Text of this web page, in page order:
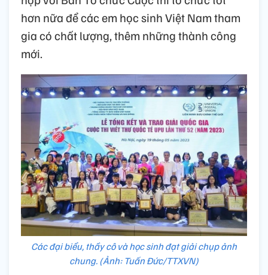
hơn nữa để các em học sinh Việt Nam tham
gia có chất lượng, thêm những thành công
mới.
Các đại biểu, thầy cô và học sinh đạt giải chụp ảnh
chung. (Ảnh: Tuấn Đức/TTXVN)